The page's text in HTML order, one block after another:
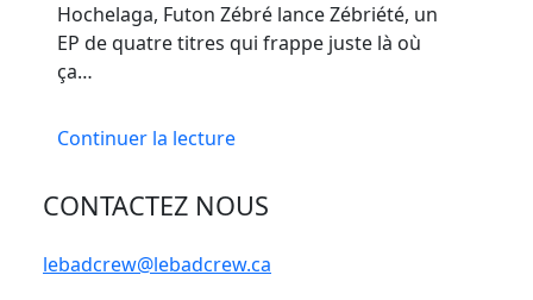
Hochelaga, Futon Zébré lance Zébriété, un
EP de quatre titres qui frappe juste là où
ça…
Continuer la lecture
CONTACTEZ NOUS
lebadcrew@lebadcrew.ca